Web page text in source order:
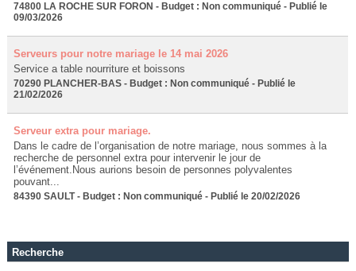
74800 LA ROCHE SUR FORON - Budget : Non communiqué - Publié le
09/03/2026
Serveurs pour notre mariage le 14 mai 2026
Service a table nourriture et boissons
70290 PLANCHER-BAS - Budget : Non communiqué - Publié le
21/02/2026
Serveur extra pour mariage.
Dans le cadre de l’organisation de notre mariage, nous sommes à la
recherche de personnel extra pour intervenir le jour de
l’événement.Nous aurions besoin de personnes polyvalentes
pouvant...
84390 SAULT - Budget : Non communiqué - Publié le 20/02/2026
Recherche